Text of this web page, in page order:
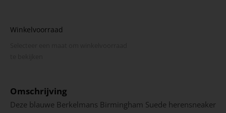
Winkelvoorraad
Omschrijving
Deze blauwe Berkelmans Birmingham Suede herensneaker